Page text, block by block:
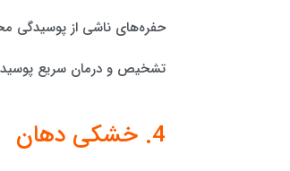
حفره‌های ناشی از پوسیدگی
تشخیص و درمان سریع
4. خشکی دهان